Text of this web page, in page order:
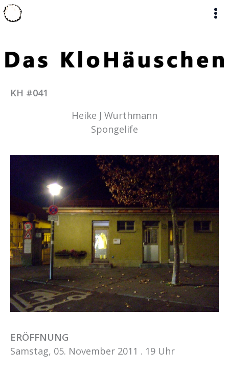
Zum
Inhalt
KH #041
Heike J Wurthmann
Spongelife
ERÖFFNUNG
Samstag, 05. November 2011 . 19 Uhr